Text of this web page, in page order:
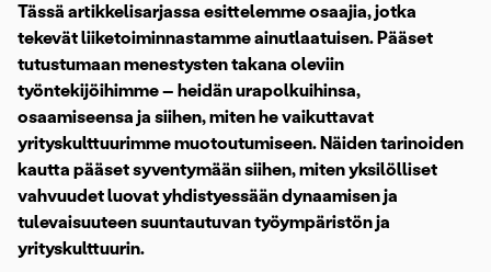
Tässä artikkelisarjassa esittelemme osaajia, jotka
tekevät liiketoiminnastamme ainutlaatuisen. Pääset
tutustumaan menestysten takana oleviin
työntekijöihimme – heidän urapolkuihinsa,
osaamiseensa ja siihen, miten he vaikuttavat
yrityskulttuurimme muotoutumiseen. Näiden tarinoiden
kautta pääset syventymään siihen, miten yksilölliset
vahvuudet luovat yhdistyessään dynaamisen ja
tulevaisuuteen suuntautuvan työympäristön ja
yrityskulttuurin.